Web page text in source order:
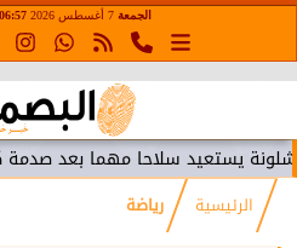
الجمعة 7 أغسطس 2026 06:57 صـ
سلاحا مهما بعد صدمة كأس
الرئيسية رياضة